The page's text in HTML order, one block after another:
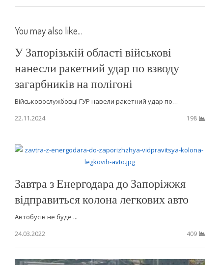
You may also like...
У Запорізькій області військові
нанесли ракетний удар по взводу
загарбників на полігоні
Військовослужбовці ГУР навели ракетний удар по…
22.11.2024
198
Завтра з Енергодара до Запоріжжя
відправиться колона легкових авто
Автобусів не буде ...
24.03.2022
409